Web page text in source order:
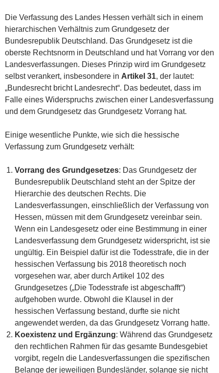
Die Verfassung des Landes Hessen verhält sich in einem
hierarchischen Verhältnis zum Grundgesetz der
Bundesrepublik Deutschland. Das Grundgesetz ist die
oberste Rechtsnorm in Deutschland und hat Vorrang vor den
Landesverfassungen. Dieses Prinzip wird im Grundgesetz
selbst verankert, insbesondere in Artikel 31, der lautet:
„Bundesrecht bricht Landesrecht“. Das bedeutet, dass im
Falle eines Widerspruchs zwischen einer Landesverfassung
und dem Grundgesetz das Grundgesetz Vorrang hat.
Einige wesentliche Punkte, wie sich die hessische
Verfassung zum Grundgesetz verhält:
Vorrang des Grundgesetzes: Das Grundgesetz der
Bundesrepublik Deutschland steht an der Spitze der
Hierarchie des deutschen Rechts. Die
Landesverfassungen, einschließlich der Verfassung von
Hessen, müssen mit dem Grundgesetz vereinbar sein.
Wenn ein Landesgesetz oder eine Bestimmung in einer
Landesverfassung dem Grundgesetz widerspricht, ist sie
ungültig. Ein Beispiel dafür ist die Todesstrafe, die in der
hessischen Verfassung bis 2018 theoretisch noch
vorgesehen war, aber durch Artikel 102 des
Grundgesetzes („Die Todesstrafe ist abgeschafft“)
aufgehoben wurde. Obwohl die Klausel in der
hessischen Verfassung bestand, durfte sie nicht
angewendet werden, da das Grundgesetz Vorrang hatte.
Koexistenz und Ergänzung: Während das Grundgesetz
den rechtlichen Rahmen für das gesamte Bundesgebiet
vorgibt, regeln die Landesverfassungen die spezifischen
Belange der jeweiligen Bundesländer, solange sie nicht